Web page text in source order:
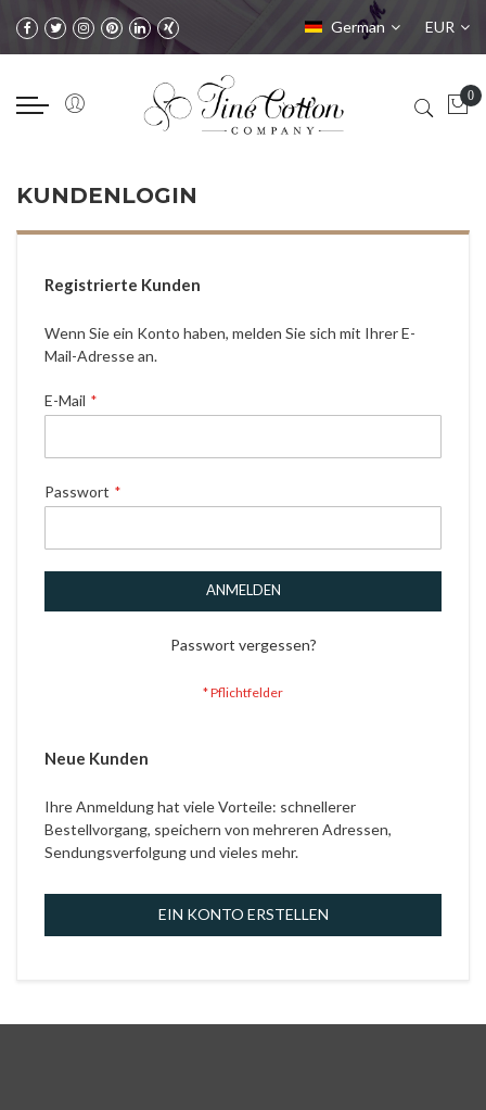
German
EUR
KUNDENLOGIN
Registrierte Kunden
Wenn Sie ein Konto haben, melden Sie sich mit Ihrer E-
Mail-Adresse an.
E-Mail
Passwort
ANMELDEN
Passwort vergessen?
Neue Kunden
Ihre Anmeldung hat viele Vorteile: schnellerer
Bestellvorgang, speichern von mehreren Adressen,
Sendungsverfolgung und vieles mehr.
EIN KONTO ERSTELLEN